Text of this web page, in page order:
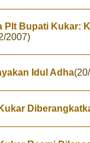
Plt Bupati Kukar:
2007)
Idul Adha